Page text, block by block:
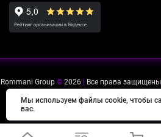
Rommani Group © 2026 Все права защищены
Мы используем файлы cookie, чтобы
вас.